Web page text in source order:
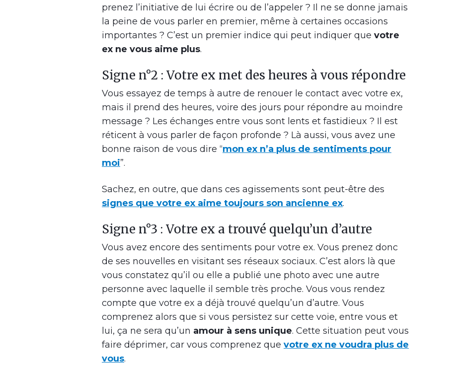
prenez l’initiative de lui écrire ou de l’appeler ? Il ne se donne jamais
la peine de vous parler en premier, même à certaines occasions
importantes ? C’est un premier indice qui peut indiquer que votre
ex ne vous aime plus.
Signe n°2 : Votre ex met des heures à vous répondre
Vous essayez de temps à autre de renouer le contact avec votre ex,
mais il prend des heures, voire des jours pour répondre au moindre
message ? Les échanges entre vous sont lents et fastidieux ? Il est
réticent à vous parler de façon profonde ? Là aussi, vous avez une
bonne raison de vous dire “mon ex n’a plus de sentiments pour
moi”.
Sachez, en outre, que dans ces agissements sont peut-être des
signes que votre ex aime toujours son ancienne ex.
Signe n°3 : Votre ex a trouvé quelqu’un d’autre
Vous avez encore des sentiments pour votre ex. Vous prenez donc
de ses nouvelles en visitant ses réseaux sociaux. C’est alors là que
vous constatez qu’il ou elle a publié une photo avec une autre
personne avec laquelle il semble très proche. Vous vous rendez
compte que votre ex a déjà trouvé quelqu’un d’autre. Vous
comprenez alors que si vous persistez sur cette voie, entre vous et
lui, ça ne sera qu’un amour à sens unique. Cette situation peut vous
faire déprimer, car vous comprenez que votre ex ne voudra plus de
vous.